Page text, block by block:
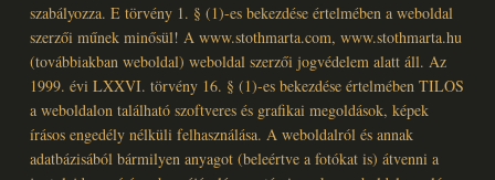
szabályozza. E törvény 1. § (1)-es bekezdése értelmében a weboldal
szerzői műnek minősül! A www.stothmarta.com, www.stothmarta.hu
(továbbiakban weboldal) weboldal szerzői jogvédelem alatt áll. Az
1999. évi LXXVI. törvény 16. § (1)-es bekezdése értelmében TILOS
a weboldalon található szoftveres és grafikai megoldások, képek
írásos engedély nélküli felhasználása. A weboldalról és annak
adatbázisából bármilyen anyagot (beleértve a fotókat is) átvenni a